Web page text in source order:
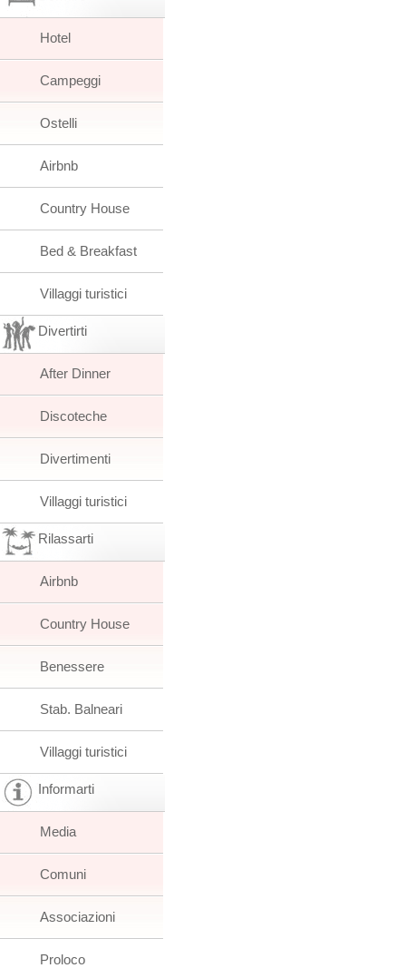
Hotel
Campeggi
Ostelli
Airbnb
Country House
Bed & Breakfast
Villaggi turistici
Divertirti
After Dinner
Discoteche
Divertimenti
Villaggi turistici
Rilassarti
Airbnb
Country House
Benessere
Stab. Balneari
Villaggi turistici
Informarti
Media
Comuni
Associazioni
Proloco